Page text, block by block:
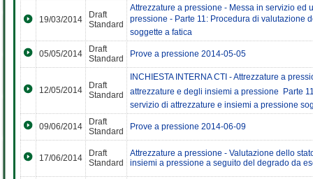
19/03/2014
Draft
Standard
Attrezzature a pressione - Messa in servizio
pressione - Parte 11: Procedura di valutazione
soggette a fatica
05/05/2014
Draft
Standard
Prove a pressione 2014-05-05
12/05/2014
Draft
Standard
INCHIESTA INTERNA CTI - Attrezzature a
attrezzature e degli insiemi a pressione  Parte
servizio di attrezzature e insiemi a pressione
09/06/2014
Draft
Standard
Prove a pressione 2014-06-09
17/06/2014
Draft
Standard
Attrezzature a pressione - Valutazione dello
insiemi a pressione a seguito del degrado da